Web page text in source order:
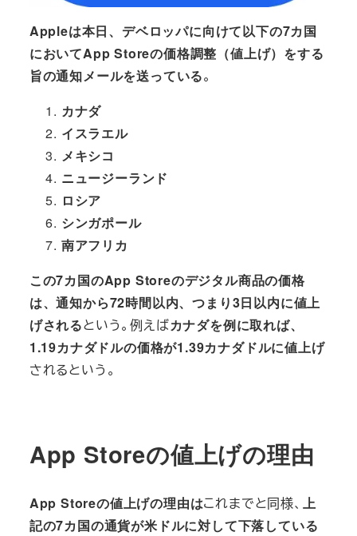
Appleは本日、デベロッパに向けて以下の7カ国
においてApp Storeの価格調整（値上げ）をする
旨の通知メールを送っている。
カナダ
イスラエル
メキシコ
ニュージーランド
ロシア
シンガポール
南アフリカ
この7カ国のApp Storeのデジタル商品の価格
は、通知から72時間以内、つまり3日以内に値上
げされるという。例えばカナダを例に取れば、
1.19カナダドルの価格が1.39カナダドルに値上げ
されるという。
App Storeの値上げの理由
App Storeの値上げの理由はこれまでと同様、 上
記の7カ国の通貨が米ドルに対して下落している